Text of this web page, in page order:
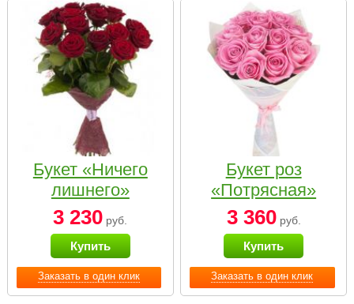
Заказать в один клик
Букет «Ничего
лишнего»
3 230 руб.
Купить
Заказать в один клик
Букет роз
«Потрясная»
3 360руб.
Купить